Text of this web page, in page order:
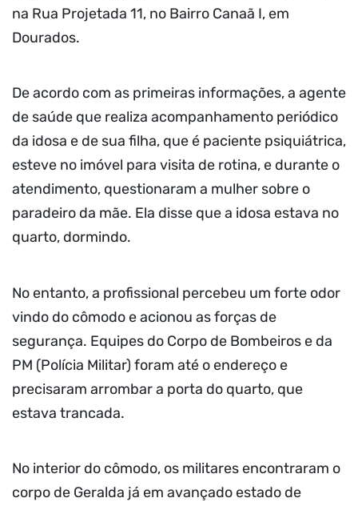
na Rua Projetada 11, no Bairro Canaã I, em
Dourados.
De acordo com as primeiras informações, a agente
de saúde que realiza acompanhamento periódico
da idosa e de sua filha, que é paciente psiquiátrica,
esteve no imóvel para visita de rotina, e durante o
atendimento, questionaram a mulher sobre o
paradeiro da mãe. Ela disse que a idosa estava no
quarto, dormindo.
No entanto, a profissional percebeu um forte odor
vindo do cômodo e acionou as forças de
segurança. Equipes do Corpo de Bombeiros e da
PM (Polícia Militar) foram até o endereço e
precisaram arrombar a porta do quarto, que
estava trancada.
No interior do cômodo, os militares encontraram o
corpo de Geralda já em avançado estado de